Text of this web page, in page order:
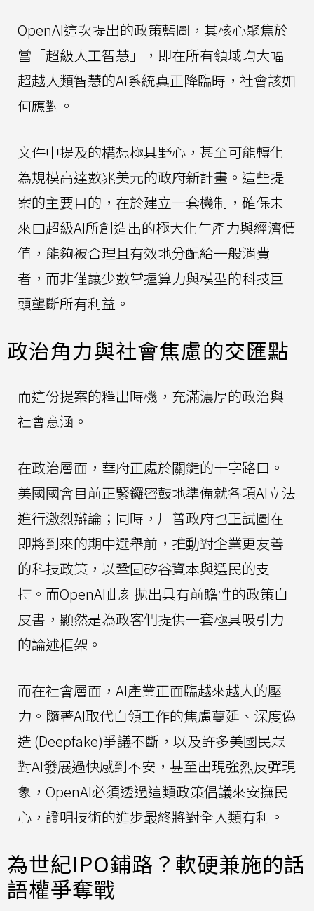
OpenAI這次提出的政策藍圖，其核心聚焦於
當「超級人工智慧」，即在所有領域均大幅
超越人類智慧的AI系統真正降臨時，社會該如
何應對。
文件中提及的構想極具野心，甚至可能轉化
為規模高達數兆美元的政府新計畫。這些提
案的主要目的，在於建立一套機制，確保未
來由超級AI所創造出的極大化生產力與經濟價
值，能夠被合理且有效地分配給一般消費
者，而非僅讓少數掌握算力與模型的科技巨
頭壟斷所有利益。
政治角力與社會焦慮的交匯點
而這份提案的釋出時機，充滿濃厚的政治與
社會意涵。
在政治層面，華府正處於關鍵的十字路口。
美國國會目前正緊鑼密鼓地準備就各項AI立法
進行激烈辯論；同時，川普政府也正試圖在
即將到來的期中選舉前，推動對企業更友善
的科技政策，以鞏固矽谷資本與選民的支
持。而OpenAI此刻拋出具有前瞻性的政策白
皮書，顯然是為政客們提供一套極具吸引力
的論述框架。
而在社會層面，AI產業正面臨越來越大的壓
力。隨著AI取代白領工作的焦慮蔓延、深度偽
造 (Deepfake)爭議不斷，以及許多美國民眾
對AI發展過快感到不安，甚至出現強烈反彈現
象，OpenAI必須透過這類政策倡議來安撫民
心，證明技術的進步最終將對全人類有利。
為世紀IPO鋪路？軟硬兼施的話
語權爭奪戰